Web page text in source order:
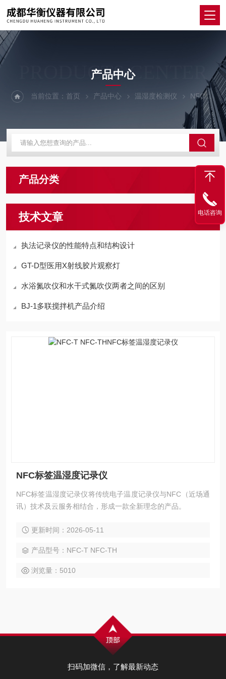
PRODUCTS CENTER
产品中心
当前位置：首页 产品中心 温湿度检测仪 NFC标签温湿度记录仪
产品分类
技术文章
执法记录仪的性能特点和结构设计
GT-D型医用X射线胶片观察灯
水浴氮吹仪和水干式氮吹仪两者之间的区别
BJ-1多联搅拌机产品介绍
NFC标签温湿度记录仪
NFC标签温湿度记录仪将传统电子温度记录仪与NFC（近场通
讯）技术及云服务相结合，形成一款全新理念的产品。
更新时间：2026-05-11
产品型号：NFC-T NFC-TH
浏览量：5010
扫码加微信，了解最新动态
电话咨询